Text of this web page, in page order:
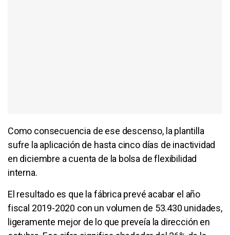
Como consecuencia de ese descenso, la plantilla
sufre la aplicación de hasta cinco días de inactividad
en diciembre a cuenta de la bolsa de flexibilidad
interna.
El resultado es que la fábrica prevé acabar el año
fiscal 2019-2020 con un volumen de 53.430 unidades,
ligeramente mejor de lo que preveía la dirección en